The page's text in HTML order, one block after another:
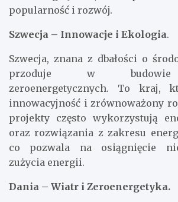
popularność i rozwój.
Szwecja – Innowacje i Ekologia.
Szwecja, znana z dbałości o
przoduje w budowie
zeroenergetycznych. To kraj,
innowacyjność i zrównoważony
projekty często wykorzystują
oraz rozwiązania z zakresu
co pozwala na osiągnięcie
zużycia energii.
Dania – Wiatr i Zeroenergetyka.